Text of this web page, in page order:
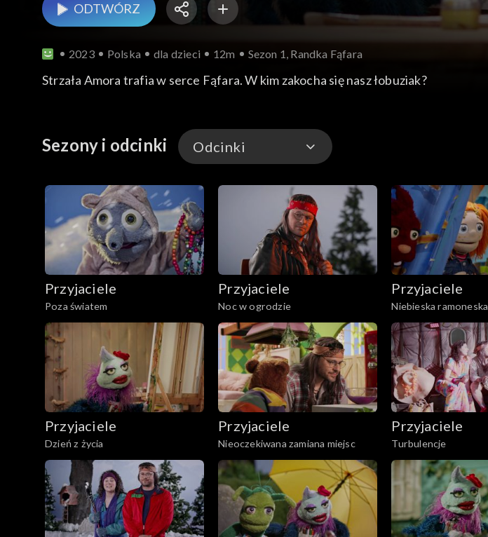
ODTWÓRZ
2023 Polska dla dzieci 12m Sezon 1, Randka Fąfara
Strzała Amora trafia w serce Fąfara. W kim zakocha się nasz łobuziak?
Sezony i odcinki Odcinki
Odcinki
Przyjaciele
Poza światem
Przyjaciele
Noc w ogrodzie
Przyjaciele
Niebieska ramoneska
Przyjaciele
Dzień z życia
Przyjaciele
Nieoczekiwana zamiana miejsc
Przyjaciele
Turbulencje